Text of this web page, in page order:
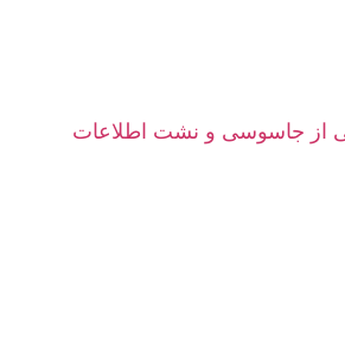
از جاسوسی و نشت اطلاعات